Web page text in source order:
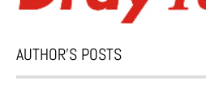
AUTHOR’S POSTS